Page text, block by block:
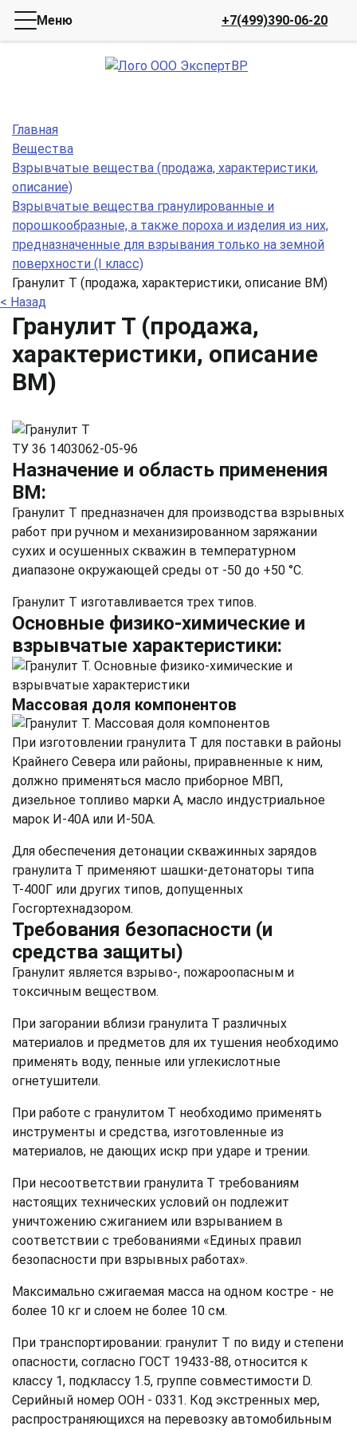
Меню +7(499)390-06-20
Главная
Вещества
Взрывчатые вещества (продажа, характеристики,
описание)
Взрывчатые вещества гранулированные и
порошкообразные, а также пороха и изделия из них,
предназначенные для взрывания только на земной
поверхности (I класс)
Гранулит Т (продажа, характеристики, описание ВМ)
< Назад
Гранулит Т (продажа,
характеристики, описание
ВМ)
ТУ 36 1403062-05-96
Назначение и область применения
ВМ:
Гранулит Т предназначен для производства взрывных
работ при ручном и механизированном заряжании
сухих и осушенных скважин в температурном
диапазоне окружающей среды от -50 до +50 °С.
Гранулит Т изготавливается трех типов.
Основные физико-химические и
взрывчатые характеристики:
Массовая доля компонентов
При изготовлении гранулита Т для поставки в районы
Крайнего Севера или районы, приравненные к ним,
должно применяться масло приборное МВП,
дизельное топливо марки А, масло индустриальное
марок И-40А или И-50А.
Для обеспечения детонации скважинных зарядов
гранулита Т применяют шашки-детонаторы типа
Т-400Г или других типов, допущенных
Госгортехнадзором.
Требования безопасности (и
средства защиты)
Гранулит является взрыво-, пожароопасным и
токсичным веществом.
При загорании вблизи гранулита Т различных
материалов и предметов для их тушения необходимо
применять воду, пенные или углекислотные
огнетушители.
При работе с гранулитом Т необходимо применять
инструменты и средства, изготовленные из
материалов, не дающих искр при ударе и трении.
При несоответствии гранулита Т требованиям
настоящих технических условий он подлежит
уничтожению сжиганием или взрыванием в
соответствии с требованиями «Единых правил
безопасности при взрывных работах».
Максимально сжигаемая масса на одном костре - не
более 10 кг и слоем не более 10 см.
При транспортировании: гранулит Т по виду и степени
опасности, согласно ГОСТ 19433-88, относится к
классу 1, подклассу 1.5, группе совместимости D.
Серийный номер ООН - 0331. Код экстренных мер,
распространяющихся на перевозку автомобильным